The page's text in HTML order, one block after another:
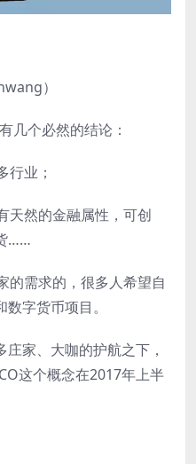
）
几个必然的结论：
行业；
天然的金融属性，可创
……
的需求的，很多人希望自
字货币项目。
家、大咖的护航之下，
这个概念在2017年上半